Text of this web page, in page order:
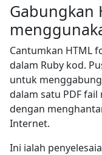
Gabungkan
Cantumkan HTML
dalam Ruby kod.
untuk
dalam satu PDF fail
dengan
Internet.
Ini ialah